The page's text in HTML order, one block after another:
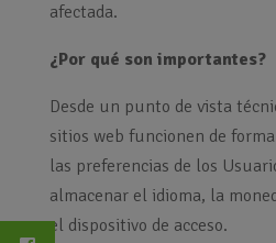
afectada.
¿Por qué son importantes?
Desde un punto de vista
sitios web funcionen de
las preferencias de los
almacenar el idioma, la
el dispositivo de acceso.